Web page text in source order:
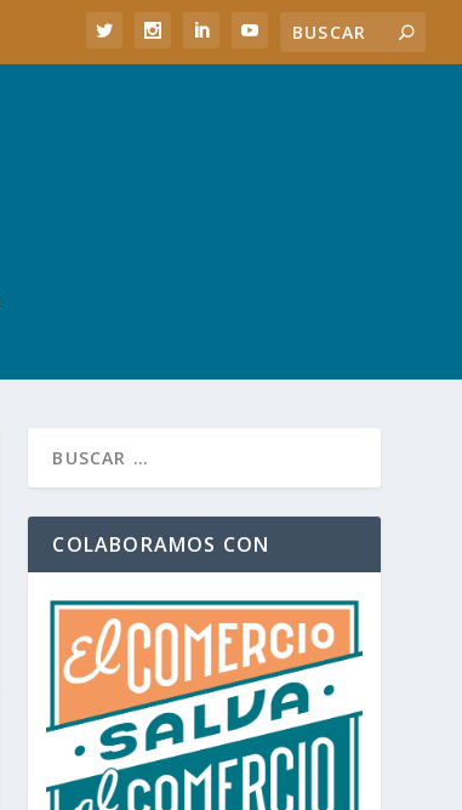
COLABORAMOS CON